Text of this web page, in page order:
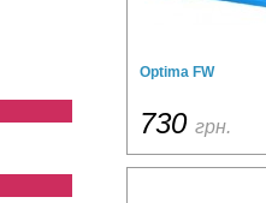
Optima FW
730 грн.